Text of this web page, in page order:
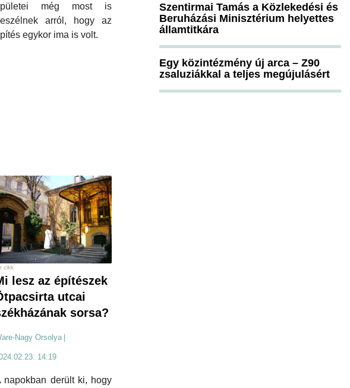
még most is
arról, hogy az
egykor ima is volt.
cikk
lesz az építészek
utcai
sorsa?
Nagy Orsolya
14:19
napokban derült ki, hogy
Szentirmai Tamás a Közlekedési és
Beruházási Minisztérium helyettes
államtitkára
Egy közintézmény új arca – Z90
zsaluziákkal a teljes megújulásért